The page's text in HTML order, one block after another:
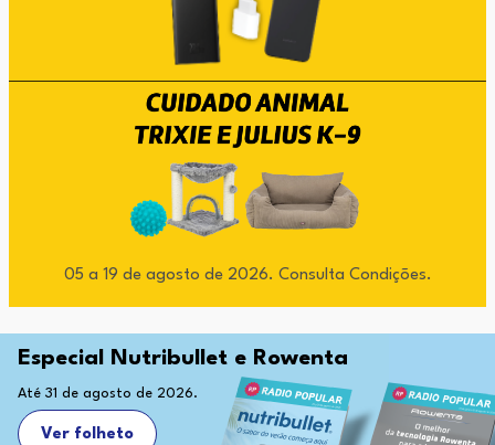
05 a 19 de agosto de 2026. Consulta Condições.
Especial Nutribullet e Rowenta
Até 31 de agosto de 2026.
Ver folheto